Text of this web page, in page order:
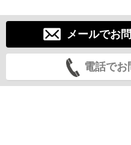
メールでお
電話でお